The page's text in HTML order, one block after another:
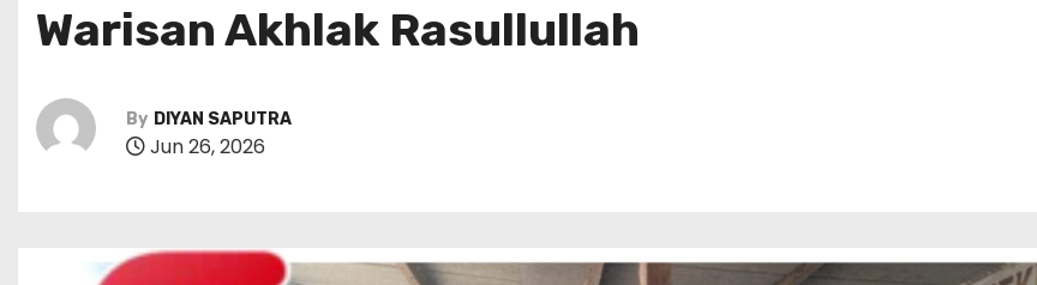
Warisan Akhlak Rasullullah
By DIYAN SAPUTRA
Jun 26, 2026